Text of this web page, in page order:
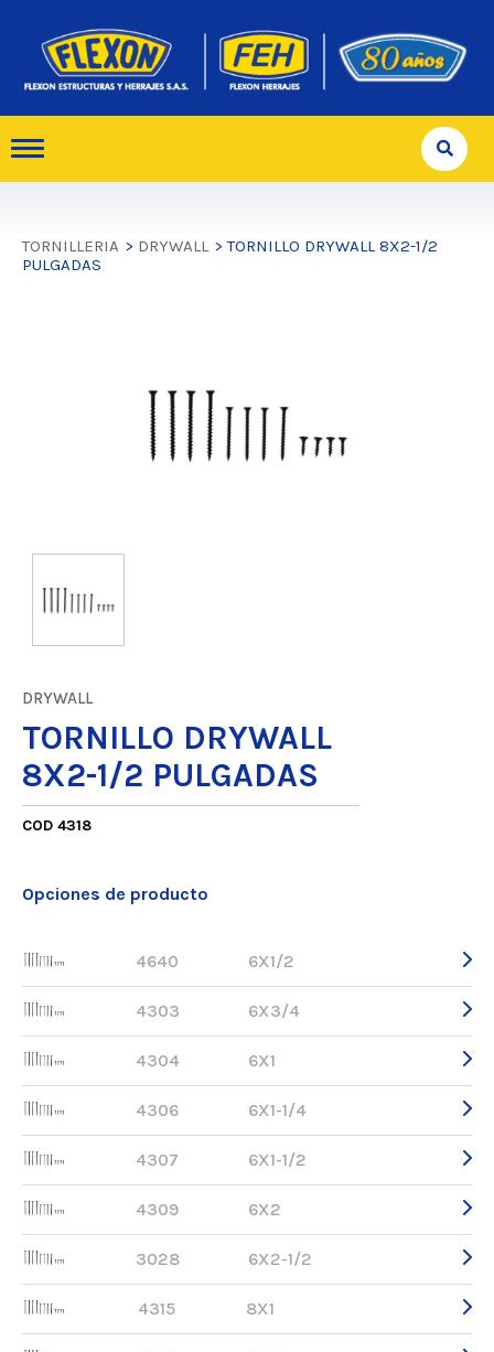
TORNILLERIA > DRYWALL > TORNILLO DRYWALL 8X2-1/2
PULGADAS
DRYWALL
TORNILLO DRYWALL
8X2-1/2 PULGADAS
COD 4318
Opciones de producto
4640 6X1/2
4303 6X3/4
4304 6X1
4306 6X1-1/4
4307 6X1-1/2
4309 6X2
3028 6X2-1/2
4315 8X1